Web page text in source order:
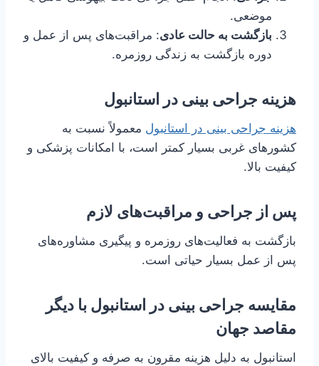
موضعی.
بازگشت به حالت عادی: مراقبت‌های پس از عمل و
دوره بازگشت به زندگی روزمره.
هزینه جراحی بینی در استانبول
هزینه جراحی بینی در استانبول معمولاً نسبت به
کشورهای غربی بسیار کمتر است، با امکانات پزشکی و
کیفیت بالا.
پس از جراحی و مراقبت‌های لازم
بازگشت به فعالیت‌های روزمره و پیگیری مشاوره‌های
پس از عمل بسیار حیاتی است.
مقایسه جراحی بینی در استانبول با دیگر
مقاصد جهان
استانبول به دلیل هزینه مقرون به صرفه و کیفیت بالای